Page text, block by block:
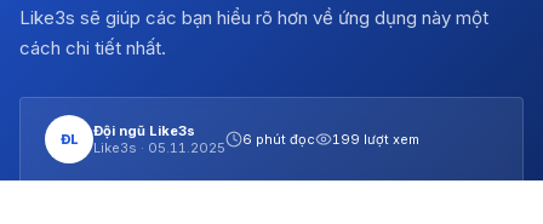
Like3s sẽ giúp các bạn hiểu rõ hơn về ứng dụng này một
cách chi tiết nhất.
ĐL
Đội ngũ Like3s
Like3s · 05.11.2025
6 phút đọc 199 lượt xem